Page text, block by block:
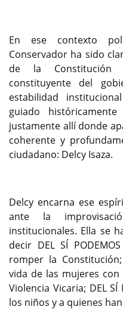
En ese contexto
Conservador ha sido
de la Constitución
constituyente del
estabilidad
guiado
justamente allí donde
coherente y
ciudadano: Delcy Isaza.
Delcy encarna ese
ante la
institucionales. Ella se
decir DEL SÍ
romper la Constitución;
vida de las mujeres
Violencia Vicaria; DEL SÍ
los niños y a quienes